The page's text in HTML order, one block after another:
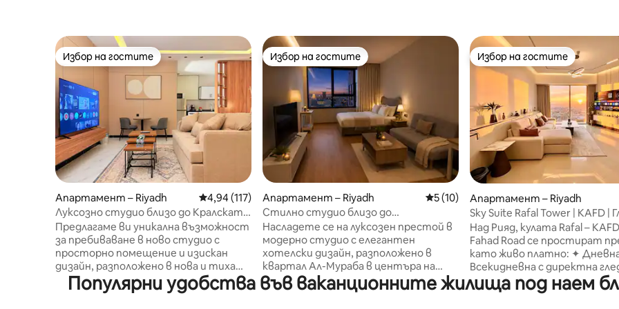
Избор на гостите
Избор на гостите
Апартамент – Riyadh Средна оценка: 4,94 от 5, 117 отзива
4,94 (117)
Луксозно студио близо до Кралската
кула
Предлагаме ви уникална възможност
за пребиваване в ново студио с
просторно помещение и изискан
дизайн, разположено в нова и тиха
сграда. Местоположение: Близо до
супермаркет Al Othaim Само на 2 км
Избор на гостите
Избор на гостите
Апартамент – Riyadh Средна оценка: 5 от 5, 10 отзива
5 (10)
Стилно студио близо до
Националния музей и метрото
Насладете се на луксозен престой в
модерно студио с елегантен
хотелски дизайн, разположено в
квартал Ал-Мураба в центъра на
Рияд. Местоположението е
стратегическо и близо до
Избор на гостите
Избор на гостите
Апартамент – Riyadh
Sky Suite Rafal Tower | KAFD |
към Skyline 85 TV
Над Рияд, кулата Rafal –
Fahad Road се простират
като живо платно: ✦ Дневна
Всекидневна с директна
силуета на Рияд Кътче за
инчов смарт телевизор
Популярни удобства във ваканционните жилища под наем